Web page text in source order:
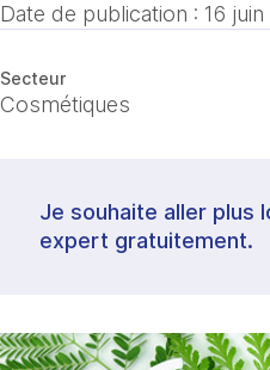
Date de publication : 16
Secteur
Cosmétiques
Je souhaite aller plus
expert gratuitement.